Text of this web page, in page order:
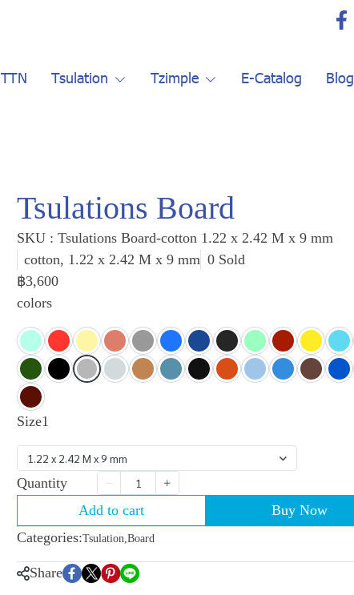
TTN Tsulation Tzimple E-Catalog Blog
Tsulations Board
SKU : Tsulations Board-cotton 1.22 x 2.42 M x 9 mm
cotton, 1.22 x 2.42 M x 9 mm 0 Sold
฿3,600
colors
Size1
1.22 x 2.42 M x 9 mm
Quantity
Add to cart
Buy Now
Categories:Tsulation,Board
Share